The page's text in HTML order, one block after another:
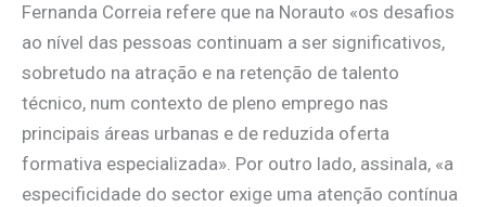
Fernanda Correia refere que na Norauto «os desafios
ao nível das pessoas continuam a ser significativos,
sobretudo na atração e na retenção de talento
técnico, num contexto de pleno emprego nas
principais áreas urbanas e de reduzida oferta
formativa especializada». Por outro lado, assinala, «a
especificidade do sector exige uma atenção contínua